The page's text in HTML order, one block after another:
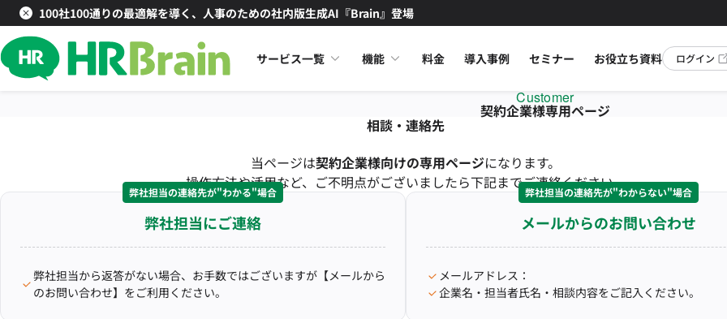
100社100通りの最適解を導く、人事のための社内版生成AI『Brain』登場
サービス一覧 機能 料金 導入事例 セミナー お役立ち資料 ログイン
Customer
契約企業様専用ページ
相談・連絡先
当ページは契約企業様向けの専用ページになります。
操作方法や活用など、ご不明点がございましたら下記までご連絡ください。
弊社担当の連絡先が"わかる"場合
弊社担当にご連絡
弊社担当から返答がない場合、お手数ではございますが【メールから
のお問い合わせ】をご利用ください。
弊社担当の連絡先が"わからない"場合
メールからのお問い合わせ
メールアドレス：
企業名・担当者氏名・相談内容をご記入ください。